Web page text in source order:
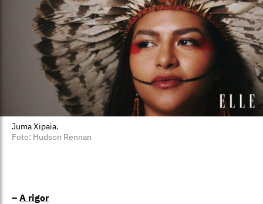
Juma Xipaia.
Foto: Hudson Rennan
– A rigor